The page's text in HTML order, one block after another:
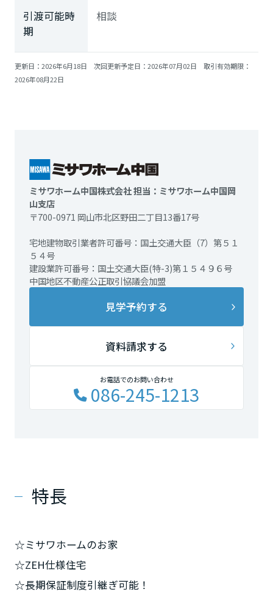
引渡可能時
期
相談
更新日：2026年6月18日 次回更新予定日：2026年07月02日 取引有効期限：
2026年08月22日
ミサワホーム中国株式会社 担当：ミサワホーム中国岡
山支店
〒700-0971 岡山市北区野田二丁目13番17号
宅地建物取引業者許可番号：国土交通大臣（7）第５１
５４号
建設業許可番号：国土交通大臣(特-3)第１５４９６号
中国地区不動産公正取引協議会加盟
見学予約する
資料請求する
お電話でのお問い合わせ
086-245-1213
特長
☆ミサワホームのお家
☆ZEH仕様住宅
☆長期保証制度引継ぎ可能！